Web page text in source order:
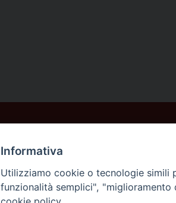
Informativa
Utilizziamo cookie o tecnologie simili
funzionalità semplici",